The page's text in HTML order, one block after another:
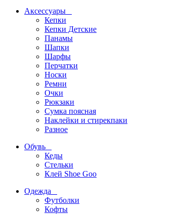
Аксессуары
Кепки
Кепки Детские
Панамы
Шапки
Шарфы
Перчатки
Носки
Ремни
Очки
Рюкзаки
Сумка поясная
Наклейки и стирекпаки
Разное
Обувь
Кеды
Стельки
Клей Shoe Goo
Одежда
Футболки
Кофты